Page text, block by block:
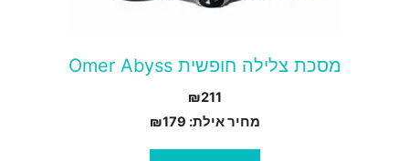
מסכת צלילה חופשית Omer Abyss
₪211
מחיר אילת:
₪179